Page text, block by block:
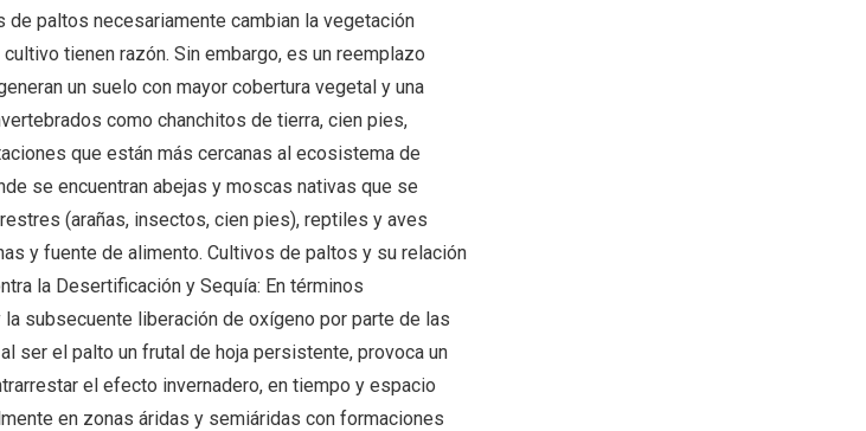
paltos necesariamente cambian la vegetación
tienen razón. Sin embargo, es un reemplazo
un suelo con mayor cobertura vegetal y una
como chanchitos de tierra, cien pies,
que están más cercanas al ecosistema de
se encuentran abejas y moscas nativas que se
(arañas, insectos, cien pies), reptiles y aves
y fuente de alimento. Cultivos de paltos y su relación
la Desertificación y Sequía: En términos
subsecuente liberación de oxígeno por parte de las
ser el palto un frutal de hoja persistente, provoca un
el efecto invernadero, en tiempo y espacio
en zonas áridas y semiáridas con formaciones